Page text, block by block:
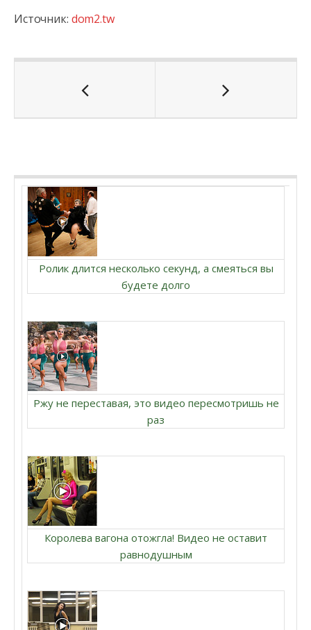
Источник: dom2.tw
Ролик длится несколько секунд, а смеяться вы
будете долго
Ржу не переставая, это видео пересмотришь не
раз
Королева вагона отожгла! Видео не оставит
равнодушным